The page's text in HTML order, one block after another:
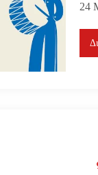
24